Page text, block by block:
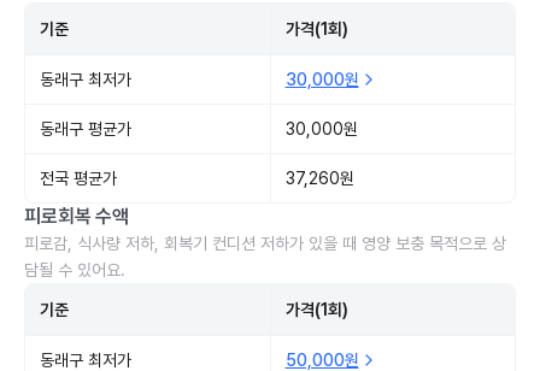
기준 가격(1회)
동래구 최저가 30,000원
동래구 평균가 30,000원
전국 평균가 37,260원
피로회복 수액
피로감, 식사량 저하, 회복기 컨디션 저하가 있을 때 영양 보충 목적으로 상
담될 수 있어요.
기준 가격(1회)
동래구 최저가 50,000원